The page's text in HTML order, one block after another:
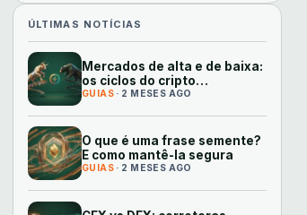
ÚLTIMAS NOTÍCIAS
Mercados de alta e de baixa:
os ciclos do cripto
explicados
GUIAS · 2 MESES AGO
O que é uma frase semente?
E como mantê-la segura
GUIAS · 2 MESES AGO